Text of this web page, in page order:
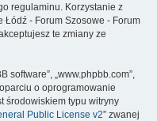
regulaminu. Korzystanie z
Łódź - Forum Szosowe - Forum
te zmiany ze
software”, „www.phpbb.com”,
oparciu o oprogramowanie
środowiskiem typu witryny
Public License v2” zwanej